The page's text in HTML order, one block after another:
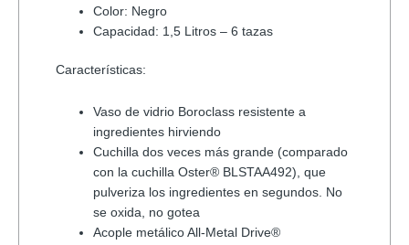
Color: Negro
Capacidad: 1,5 Litros – 6 tazas
Características:
Vaso de vidrio Boroclass resistente a
ingredientes hirviendo
Cuchilla dos veces más grande (comparado
con la cuchilla Oster® BLSTAA492), que
pulveriza los ingredientes en segundos. No
se oxida, no gotea
Acople metálico All-Metal Drive®